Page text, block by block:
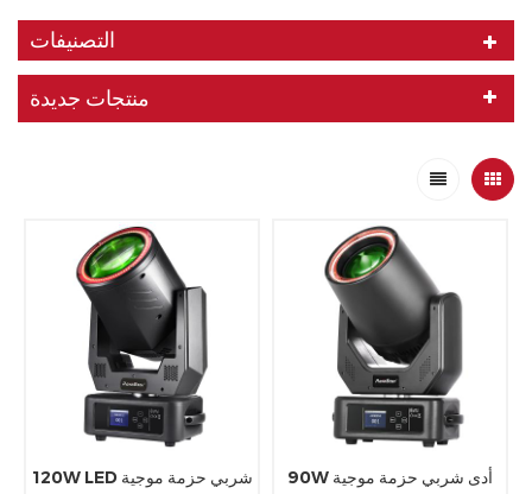
التصنيفات
منتجات جديدة
120W LED شربي حزمة موجية
90W أدى شربي حزمة موجية